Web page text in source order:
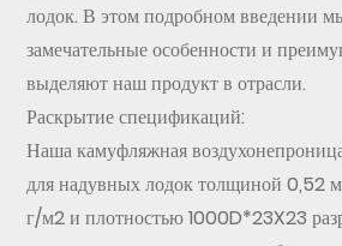
лодок. В этом подробном введении
замечательные особенности и
выделяют наш продукт в отрасли.
Раскрытие спецификаций:
Наша камуфляжная
для надувных лодок толщиной 0,52
г/м2 и плотностью 1000D*23X23